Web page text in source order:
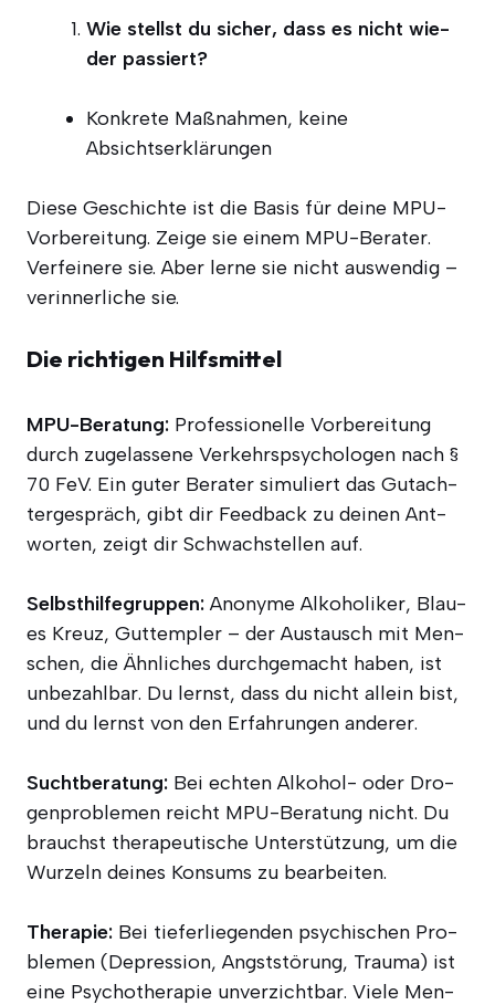
Wie stellst du sicher, dass es nicht wie­
der passiert?
Kon­kre­te Maß­nah­men, kei­ne
Absichtserklärungen
Die­se Geschich­te ist die Basis für dei­ne MPU-
Vor­be­rei­tung. Zei­ge sie einem MPU-Bera­ter.
Ver­fei­ne­re sie. Aber ler­ne sie nicht aus­wen­dig –
ver­in­ner­li­che sie.
Die richtigen Hilfsmittel
MPU-Bera­tung: Pro­fes­sio­nel­le Vor­be­rei­tung
durch zuge­las­se­ne Ver­kehrs­psy­cho­lo­gen nach §
70 FeV. Ein guter Bera­ter simu­liert das Gut­ach­
ter­ge­spräch, gibt dir Feed­back zu dei­nen Ant­
wor­ten, zeigt dir Schwach­stel­len auf.
Selbst­hil­fe­grup­pen: Anony­me Alko­ho­li­ker, Blau­
es Kreuz, Gut­temp­ler – der Aus­tausch mit Men­
schen, die Ähn­li­ches durch­ge­macht haben, ist
unbe­zahl­bar. Du lernst, dass du nicht allein bist,
und du lernst von den Erfah­run­gen anderer.
Sucht­be­ra­tung: Bei ech­ten Alko­hol- oder Dro­
gen­pro­ble­men reicht MPU-Bera­tung nicht. Du
brauchst the­ra­peu­ti­sche Unter­stüt­zung, um die
Wur­zeln dei­nes Kon­sums zu bearbeiten.
The­ra­pie: Bei tie­fer­lie­gen­den psy­chi­schen Pro­
ble­men (Depres­si­on, Angst­stö­rung, Trau­ma) ist
eine Psy­cho­the­ra­pie unver­zicht­bar. Vie­le Men­